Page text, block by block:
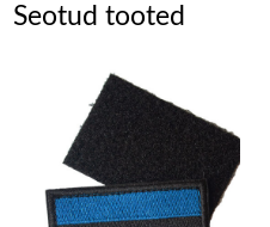
Seotud tooted